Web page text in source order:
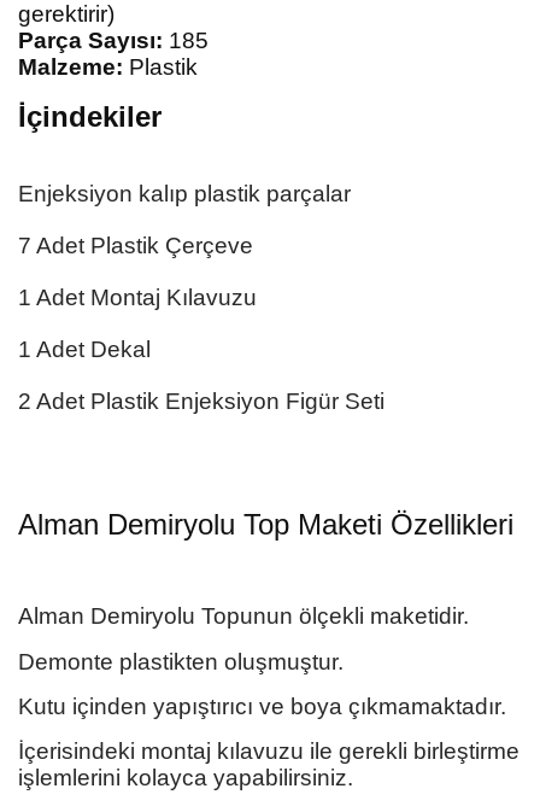
gerektirir)
Parça Sayısı: 185
Malzeme: Plastik
İçindekiler
Enjeksiyon kalıp plastik parçalar
7 Adet Plastik Çerçeve
1 Adet Montaj Kılavuzu
1 Adet Dekal
2 Adet Plastik Enjeksiyon Figür Seti
Alman Demiryolu Top Maketi Özellikleri
Alman Demiryolu Topunun ölçekli maketidir.
Demonte plastikten oluşmuştur.
Kutu içinden yapıştırıcı ve boya çıkmamaktadır.
İçerisindeki montaj kılavuzu ile gerekli birleştirme
işlemlerini kolayca yapabilirsiniz.